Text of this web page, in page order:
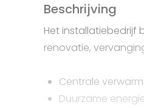
Beschrijving
Het installatiebedrijf
renovatie,
Centrale
Duurzame